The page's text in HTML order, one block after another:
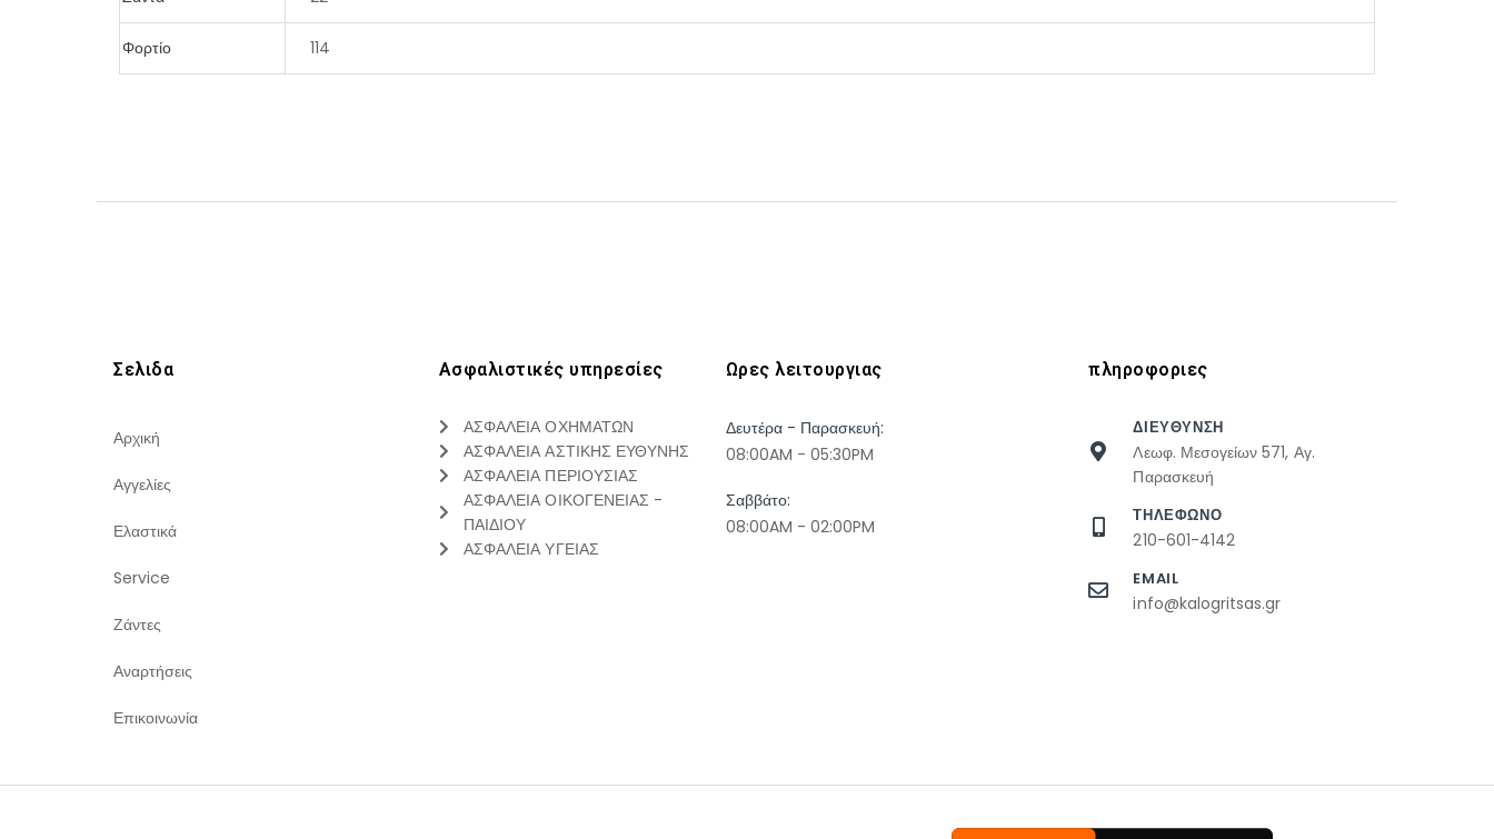
Φορτίο 114
Σελιδα
Αρχική
Αγγελίες
Ελαστικά
Service
Ζάντες
Αναρτήσεις
Επικοινωνία
Ασφαλιστικές υπηρεσίες
ΑΣΦΑΛΕΙΑ ΟΧΗΜΑΤΩΝ
ΑΣΦΑΛΕΙΑ ΑΣΤΙΚΗΣ ΕΥΘΥΝΗΣ
ΑΣΦΑΛΕΙΑ ΠΕΡΙΟΥΣΙΑΣ
ΑΣΦΑΛΕΙΑ ΟΙΚΟΓΕΝΕΙΑΣ -
ΠΑΙΔΙΟΥ
ΑΣΦΑΛΕΙΑ ΥΓΕΙΑΣ
Ωρες λειτουργιας
Δευτέρα - Παρασκευή:
08:00AM - 05:30PM
Σαββάτο:
08:00AM - 02:00PM
πληροφοριες
ΔΙΕΥΘΥΝΣΗ
Λεωφ. Μεσογείων 571, Αγ.
Παρασκευή
ΤΗΛΕΦΩΝΟ
210-601-4142
EMAIL
info@kalogritsas.gr